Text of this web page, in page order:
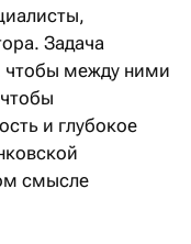
Задача
чтобы между ними
и глубокое
смысле